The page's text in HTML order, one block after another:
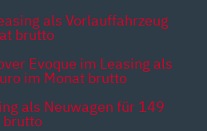
als Vorlauffahrzeug
brutto
Evoque im Leasing als
im Monat brutto
als Neuwagen für 149
brutto